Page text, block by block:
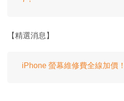
【精選消息】
iPhone 螢幕維修費全線加價